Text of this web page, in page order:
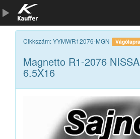
Szerszámkatalógus
Kosár
Alkatrészek
Cikkszám: YYMWR12076-MGN Vágólapra
Magnetto R1-2076
6.5X16